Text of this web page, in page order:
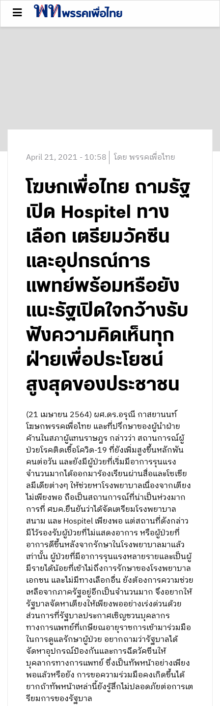
April 21, 2021 - 10:58 โดย พรรคเพื่อไทย
โฆษกเพื่อไทย ถามรัฐ
เปิด Hospitel ทาง
เลือก เตรียมวัคซีน
และอุปกรณ์การ
แพทย์พร้อมหรือยัง
แนะรัฐเปิดใจกว้างรับ
ฟังความคิดเห็นทุก
ฝ่ายเพื่อประโยชน์
สูงสุดของประชาชน
(21 เมษายน 2564) ผศ.ดร.อรุณี กาสยานนท์
โฆษกพรรคเพื่อไทย และที่ปรึกษาของผู้นำฝ่าย
ค้านในสภาผู้แทนราษฎร กล่าวว่า สถานการณ์ผู้
ป่วยโรคติดเชื้อโควิด-19 ที่ยังเพิ่มสูงขึ้นหลักพัน
คนต่อวัน และยังมีผู้ป่วยที่เริ่มมีอาการรุนแรง
จำนวนมากได้ออกมาร้องเรียนผ่านสื่อและโซเชีย
ลมีเดียต่างๆ ให้ช่วยหาโรงพยาบาลเนื่องจากเตียง
ไม่เพียงพอ ถือเป็นสถานการณ์ที่น่าเป็นห่วงมาก
การที่ ศบค.ยืนยันว่าได้จัดเตรียมโรงพยาบาล
สนาม และ Hospitel เพียงพอ แต่สถานที่ดังกล่าว
มีไว้รองรับผู้ป่วยที่ไม่แสดงอาการ หรือผู้ป่วยที่
อาการดีขึ้นหลังจากรักษาในโรงพยาบาลมาแล้ว
เท่านั้น ผู้ป่วยที่มีอาการรุนแรงหลายรายและเป็นผู้
มีรายได้น้อยที่เข้าไม่ถึงการรักษาของโรงพยาบาล
เอกชน และไม่มีทางเลือกอื่น ยังต้องการความช่วย
เหลือจากภาครัฐอยู่อีกเป็นจำนวนมาก จึงอยากให้
รัฐบาลจัดหาเตียงให้เพียงพออย่างเร่งด่วนด้วย
ส่วนการที่รัฐบาลประกาศเชิญชวนบุคลากร
ทางการแพทย์ที่เกษียณอายุราชการเข้ามาร่วมมือ
ในการดูแลรักษาผู้ป่วย อยากถามว่ารัฐบาลได้
จัดหาอุปกรณ์ป้องกันและการฉีดวัคซีนให้
บุคลากรทางการแพทย์ ซึ่งเป็นทัพหน้าอย่างเพียง
พอแล้วหรือยัง การขอความร่วมมือคงเกิดขึ้นได้
ยากถ้าทัพหน้าเหล่านี้ยังรู้สึกไม่ปลอดภัยต่อการเต
รียมการของรัฐบาล